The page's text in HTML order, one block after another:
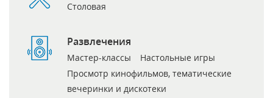
Столовая
Развлечения
Мастер-классы
Настольные игры
Просмотр кинофильмов, тематические
вечеринки и дискотеки